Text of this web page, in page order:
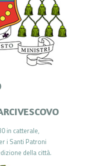
in catterale,
i Santi Patroni
della città.